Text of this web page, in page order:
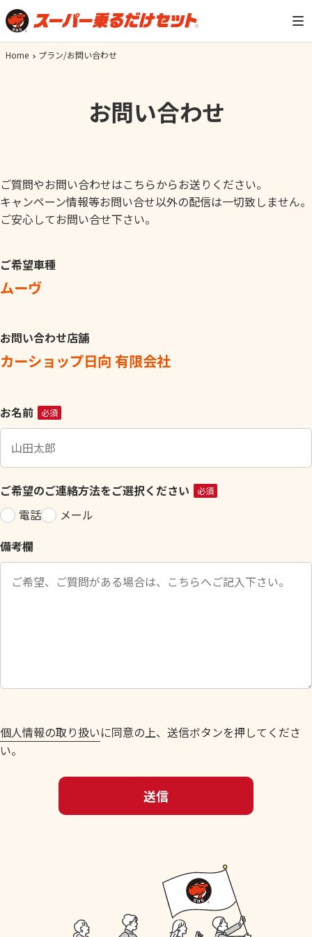
Home プラン/お問い合わせ
お問い合わせ
ご質問やお問い合わせはこちらからお送りください。
キャンペーン情報等お問い合せ以外の配信は一切致しません。
ご安心してお問い合せ下さい。
ご希望車種
ムーヴ
お問い合わせ店舗
カーショップ日向 有限会社
こ
の
ィ
ー
ル
ド
空
の
だ
い
。
お名前 必須
ご希望のご連絡方法をご選択ください 必須
電話
メール
備考欄
個人情報の取り扱いに同意の上、送信ボタンを押してくださ
い。